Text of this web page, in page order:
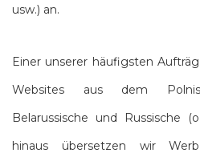
usw.) an.
Einer unserer häufigsten
Websites aus dem
Belarussische und Russische
hinaus übersetzen wir